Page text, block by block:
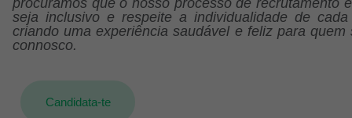
seja inclusivo e respeite a individualidade de cada
criando uma experiência saudável e feliz para quem
connosco.
Candidata-te